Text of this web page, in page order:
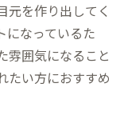
元を作り出してく
になっているた
雰囲気になること
たい方におすすめ